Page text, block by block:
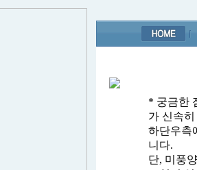
* 궁금한
가 신속
하단우측
니다.
단, 미풍